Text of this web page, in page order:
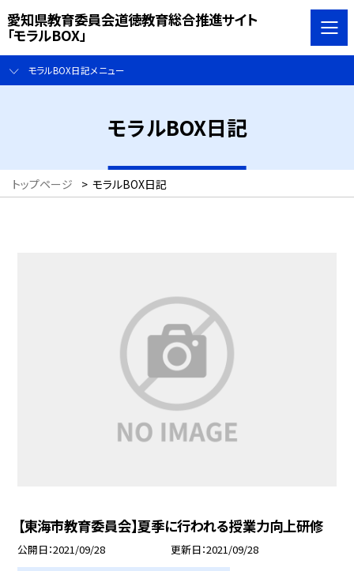
愛知県教育委員会道徳教育総合推進サイト
「モラルBOX」
モラルBOX日記メニュー
モラルBOX日記
トップページ > モラルBOX日記
【東海市教育委員会】夏季に行われる授業力向上研修
公開日 2021/09/28 更新日 2021/09/28